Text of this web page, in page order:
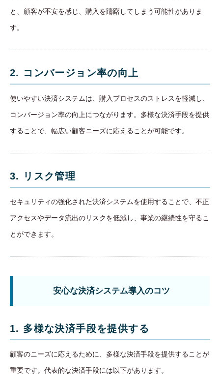
と、顧客が不安を感じ、購入を躊躇してしまう可能性がありま
す。
2. コンバージョン率の向上
使いやすい決済システムは、購入プロセスのストレスを軽減し、
コンバージョン率の向上につながります。多様な決済手段を提供
することで、幅広い顧客ニーズに応えることが可能です。
3. リスク管理
セキュリティの強化された決済システムを使用することで、不正
アクセスやデータ流出のリスクを低減し、事業の継続性を守るこ
とができます。
安心な決済システム導入のコツ
1. 多様な決済手段を提供する
顧客のニーズに応えるために、多様な決済手段を提供することが
重要です。代表的な決済手段には以下があります。